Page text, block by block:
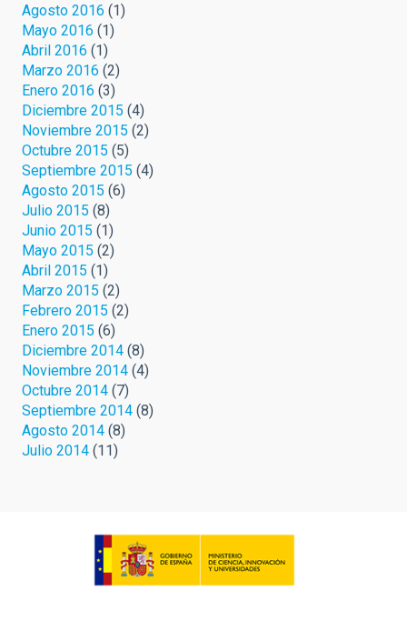
Agosto 2016 (1)
Mayo 2016 (1)
Abril 2016 (1)
Marzo 2016 (2)
Enero 2016 (3)
Diciembre 2015 (4)
Noviembre 2015 (2)
Octubre 2015 (5)
Septiembre 2015 (4)
Agosto 2015 (6)
Julio 2015 (8)
Junio 2015 (1)
Mayo 2015 (2)
Abril 2015 (1)
Marzo 2015 (2)
Febrero 2015 (2)
Enero 2015 (6)
Diciembre 2014 (8)
Noviembre 2014 (4)
Octubre 2014 (7)
Septiembre 2014 (8)
Agosto 2014 (8)
Julio 2014 (11)